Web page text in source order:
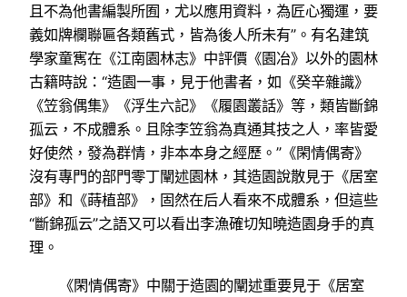
且不為他書編製所囿，尤以應用資料，為匠心獨運，要
義如牌欄聯匾各類舊式，皆為後人所未有”。有名建筑
學家童寯在《江南園林志》中評價《園冶》以外的園林
古籍時說：“造園一事，見于他書者，如《癸辛雜識》
《笠翁偶集》《浮生六記》《履園叢話》等，類皆斷錦
孤云，不成體系。且除李笠翁為真通其技之人，率皆愛
好使然，發為群情，非本本身之經歷。”《閑情偶寄》
沒有專門的部門零丁闡述園林，其造園說散見于《居室
部》和《蒔植部》，固然在后人看來不成體系，但這些
“斷錦孤云”之語又可以看出李漁確切知曉造園身手的真
理。
《閑情偶寄》中關于造園的闡述重要見于《居室